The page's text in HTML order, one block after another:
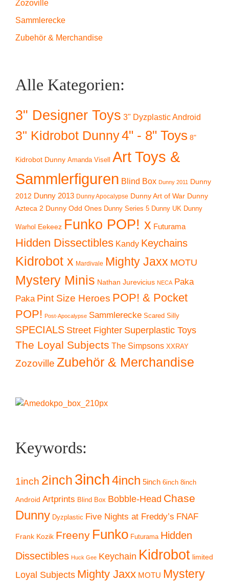
Zozoville
Sammlerecke
Zubehör & Merchandise
Alle Kategorien:
3" Designer Toys 3" Dyzplastic Android
3" Kidrobot Dunny4" - 8" Toys 8"
Kidrobot Dunny Amanda Visell Art Toys &
Sammlerfiguren Blind Box Dunny 2011 Dunny
2012 Dunny 2013 Dunny Apocalypse Dunny Art of War Dunny
Azteca 2 Dunny Odd Ones Dunny Series 5 Dunny UK Dunny
Warhol Eekeez Funko POP! x Futurama
Hidden Dissectibles Kandy Keychains
Kidrobot x Mardivale Mighty Jaxx MOTU
Mystery Minis Nathan Jurevicius NECA Paka
Paka Pint Size Heroes POP! & Pocket
POP! Post-Apocalypse Sammlerecke Scared Silly
SPECIALS Street Fighter Superplastic Toys
The Loyal Subjects The Simpsons XXRAY
Zozoville Zubehör & Merchandise
Keywords:
1inch 2inch 3inch4inch 5inch 6inch 8inch
Android Artprints Blind Box Bobble-Head Chase
Dunny Dyzplastic Five Nights at Freddy’s FNAF
Frank Kozik Freeny Funko Futurama Hidden
Dissectibles Huck Gee Keychain Kidrobot limited
Loyal Subjects Mighty Jaxx MOTU Mystery